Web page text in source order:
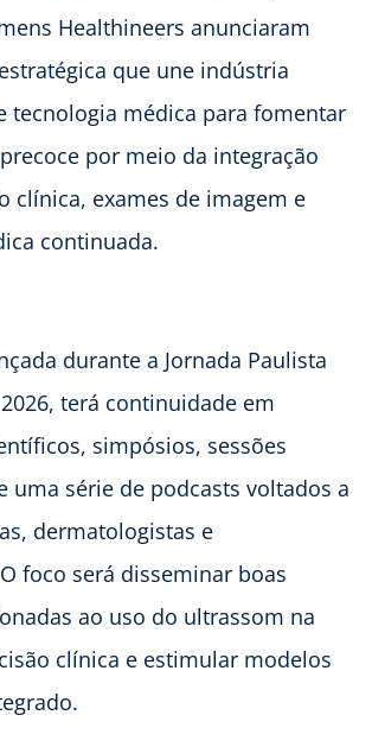
Healthineers anunciaram
que une indústria
tecnologia médica para fomentar
por meio da integração
clínica, exames de imagem e
continuada.
durante a Jornada Paulista
terá continuidade em
simpósios, sessões
uma série de podcasts voltados a
dermatologistas e
foco será disseminar boas
ao uso do ultrassom na
clínica e estimular modelos